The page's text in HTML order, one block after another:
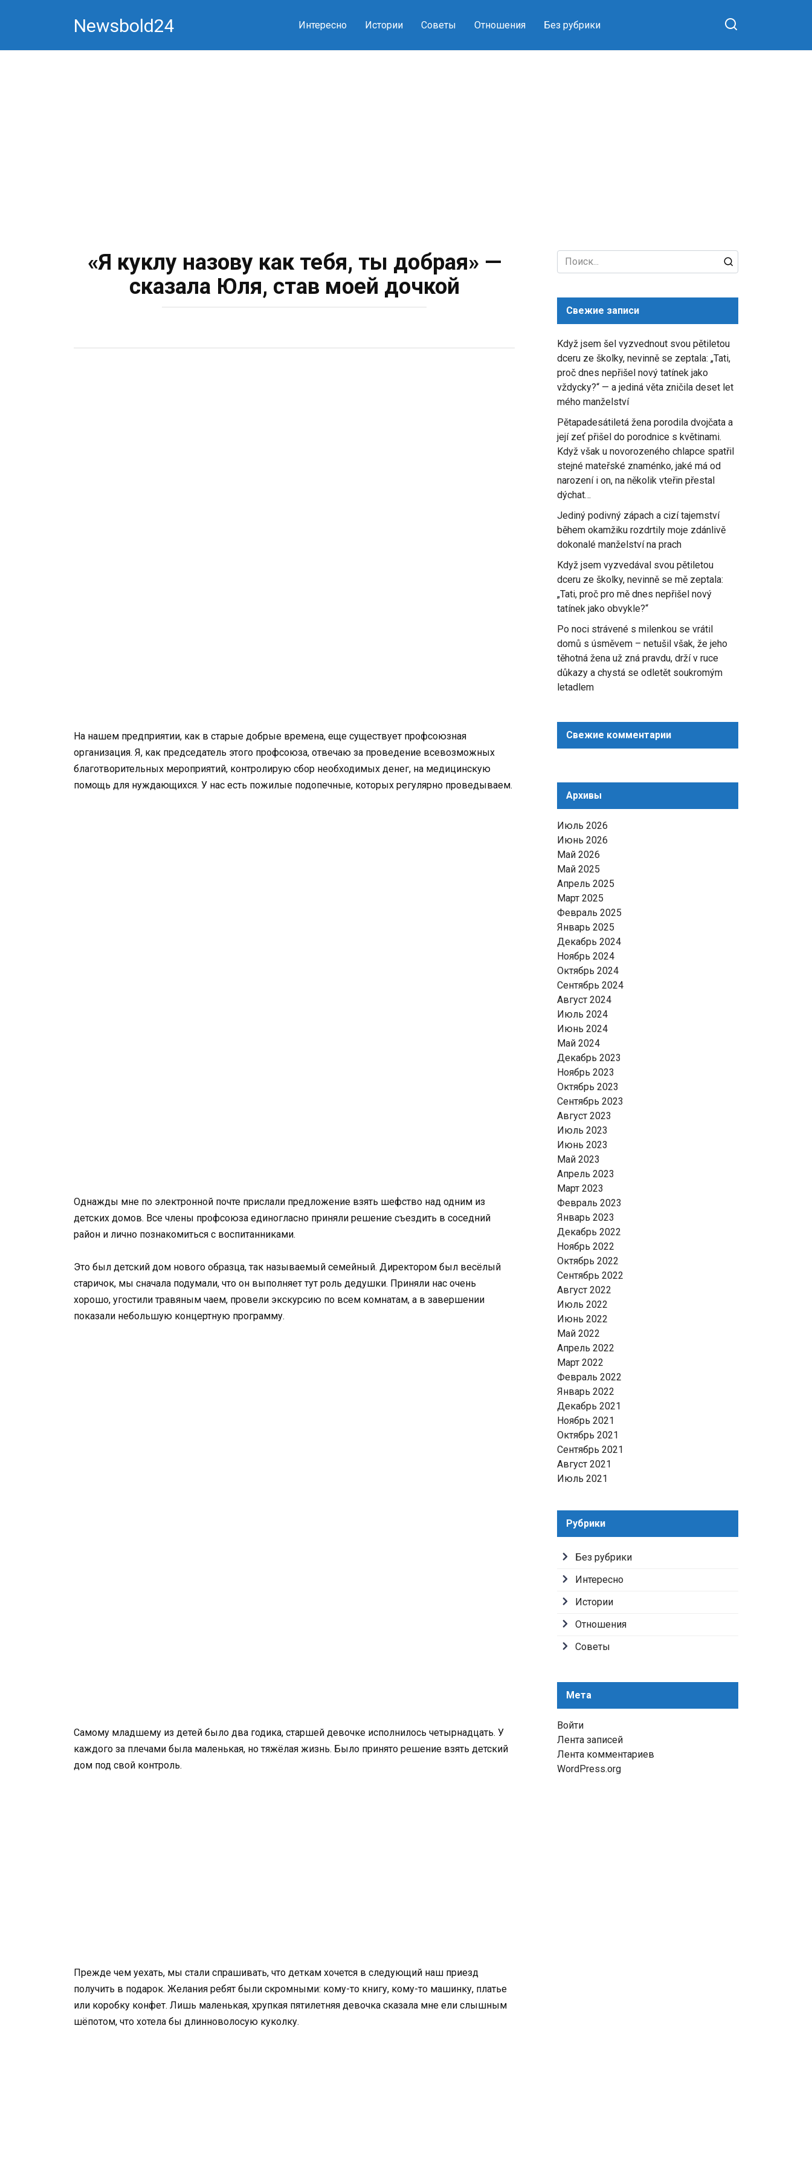
Newsbold24 Интересно Истории Советы Отношения Без рубрики
«Я куклу назову как тебя, ты добрая» —
сказала Юля, став моей дочкой
На нашем предприятии, как в старые добрые времена, еще существует профсоюзная
организация. Я, как председатель этого профсоюза, отвечаю за проведение всевозможных
благотворительных мероприятий, контролирую сбор необходимых денег, на медицинскую
помощь для нуждающихся. У нас есть пожилые подопечные, которых регулярно проведываем.
Однажды мне по электронной почте прислали предложение взять шефство над одним из
детских домов. Все члены профсоюза единогласно приняли решение съездить в соседний
район и лично познакомиться с воспитанниками.
Это был детский дом нового образца, так называемый семейный. Директором был весёлый
старичок, мы сначала подумали, что он выполняет тут роль дедушки. Приняли нас очень
хорошо, угостили травяным чаем, провели экскурсию по всем комнатам, а в завершении
показали небольшую концертную программу.
Самому младшему из детей было два годика, старшей девочке исполнилось четырнадцать. У
каждого за плечами была маленькая, но тяжёлая жизнь. Было принято решение взять детский
дом под свой контроль.
Прежде чем уехать, мы стали спрашивать, что деткам хочется в следующий наш приезд
получить в подарок. Желания ребят были скромными: кому-то книгу, кому-то машинку, платье
или коробку конфет. Лишь маленькая, хрупкая пятилетняя девочка сказала мне ели слышным
шёпотом, что хотела бы длинноволосую куколку.
Search
for:
Свежие записи
Když jsem šel vyzvednout svou pětiletou
dceru ze školky, nevinně se zeptala: „Tati,
proč dnes nepřišel nový tatínek jako
vždycky?“ — a jediná věta zničila deset let
mého manželství
Pětapadesátiletá žena porodila dvojčata a
její zeť přišel do porodnice s květinami.
Když však u novorozeného chlapce spatřil
stejné mateřské znaménko, jaké má od
narození i on, na několik vteřin přestal
dýchat…
Jediný podivný zápach a cizí tajemství
během okamžiku rozdrtily moje zdánlivě
dokonalé manželství na prach
Když jsem vyzvedával svou pětiletou
dceru ze školky, nevinně se mě zeptala:
„Tati, proč pro mě dnes nepřišel nový
tatínek jako obvykle?“
Po noci strávené s milenkou se vrátil
domů s úsměvem – netušil však, že jeho
těhotná žena už zná pravdu, drží v ruce
důkazy a chystá se odletět soukromým
letadlem
Свежие комментарии
Архивы
Июль 2026
Июнь 2026
Май 2026
Май 2025
Апрель 2025
Март 2025
Февраль 2025
Январь 2025
Декабрь 2024
Ноябрь 2024
Октябрь 2024
Сентябрь 2024
Август 2024
Июль 2024
Июнь 2024
Май 2024
Декабрь 2023
Ноябрь 2023
Октябрь 2023
Сентябрь 2023
Август 2023
Июль 2023
Июнь 2023
Май 2023
Апрель 2023
Март 2023
Февраль 2023
Январь 2023
Декабрь 2022
Ноябрь 2022
Октябрь 2022
Сентябрь 2022
Август 2022
Июль 2022
Июнь 2022
Май 2022
Апрель 2022
Март 2022
Февраль 2022
Январь 2022
Декабрь 2021
Ноябрь 2021
Октябрь 2021
Сентябрь 2021
Август 2021
Июль 2021
Рубрики
Без рубрики
Интересно
Истории
Отношения
Советы
Мета
Войти
Лента записей
Лента комментариев
WordPress.org